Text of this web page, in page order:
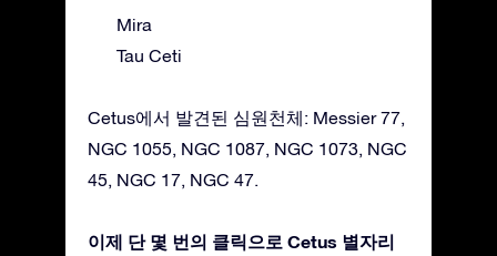
Mira
Tau Ceti
Cetus에서 발견된 심원천체: Messier 77,
NGC 1055, NGC 1087, NGC 1073, NGC
45, NGC 17, NGC 47.
이제 단 몇 번의 클릭으로 Cetus 별자리